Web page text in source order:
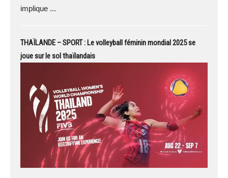
implique ...
THAÏLANDE – SPORT : Le volleyball féminin mondial 2025 se
joue sur le sol thaïlandais